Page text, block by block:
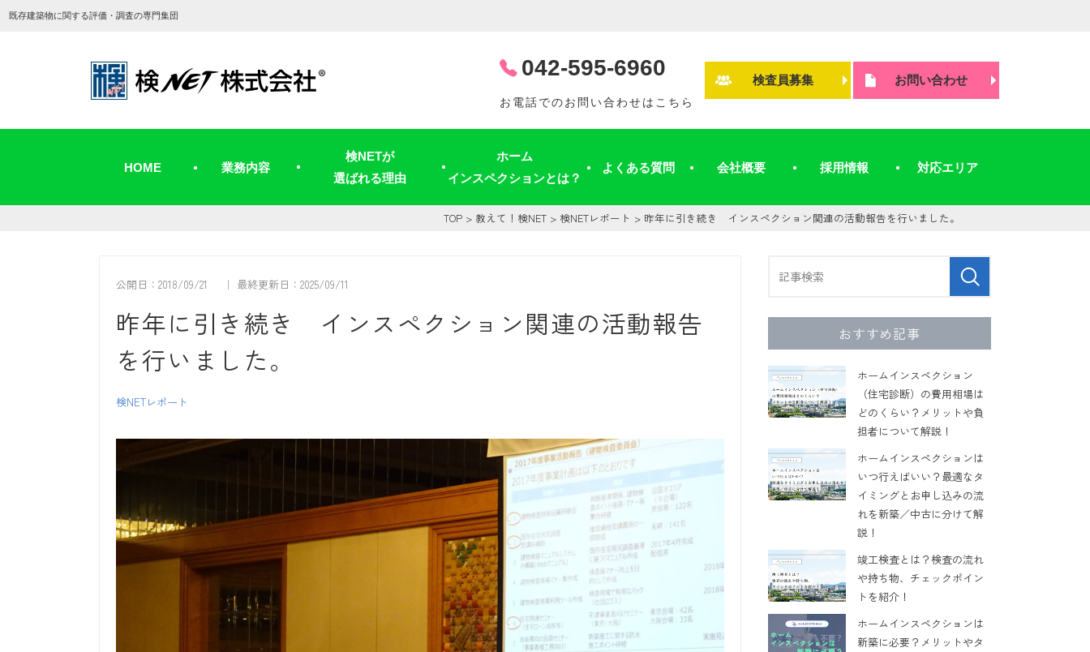
既存建築物に関する評価・調査の専門集団
042-595-6960
お電話でのお問い合わせはこちら
検査員募集 お問い合わせ
HOME 業務内容
検NETが
選ばれる理由
ホーム
インスペクションとは？
よくある質問 会社概要 採用情報 対応エリア
TOP > 教えて！検NET > 検NETレポート > 昨年に引き続き インスペクション関連の活動報告を行いました。
公開日： 2018/09/21 ｜ 最終更新日： 2025/09/11
昨年に引き続き インスペクション関連の活動報告
を行いました。
検NETレポート
おすすめ記事
ホームインスペクション
（住宅診断）の費用相場は
どのくらい？メリットや負
担者について解説！
ホームインスペクションは
いつ行えばいい？最適なタ
イミングとお申し込みの流
れを新築／中古に分けて解
説！
竣工検査とは？検査の流れ
や持ち物、チェックポイン
トを紹介！
ホームインスペクションは
新築に必要？メリットやタ